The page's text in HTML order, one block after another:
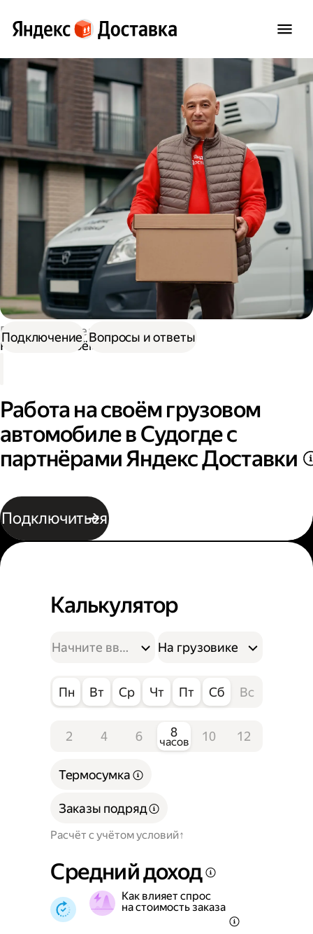
Работа водителем
Работа на своём грузовом авто
Работа на своём грузовом
автомобиле в Судогде с
партнёрами Яндекс Доставки
Подключиться
Подключение Вопросы и ответы
Калькулятор
На грузовике
Пн Вт Ср Чт Пт Сб Вс
2 4 6 8
часов 10 12
Расчёт с учётом условий
Термосумка
Заказы подряд
Средний доход
Как влияет спрос
на стоимость заказа